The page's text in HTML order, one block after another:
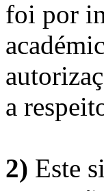
foi por
a
2) Este